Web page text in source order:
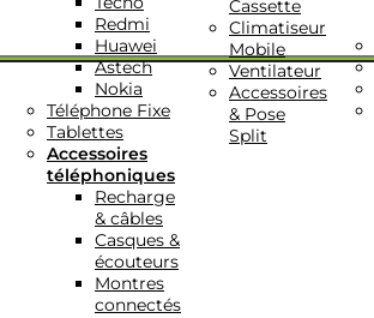
Redmi
Huawei
Astech
Nokia
Téléphone Fixe
Tablettes
Accessoires
téléphoniques
Recharge
& câbles
Casques &
écouteurs
Montres
connectés
Cassette
Climatiseur
Mobile
Ventilateur
Accessoires
& Pose
Split